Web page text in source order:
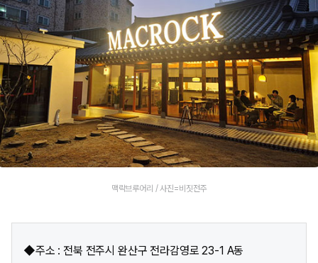
맥락브루어리 / 사진=비짓전주
◆주소 : 전북 전주시 완산구 전라감영로 23-1 A동